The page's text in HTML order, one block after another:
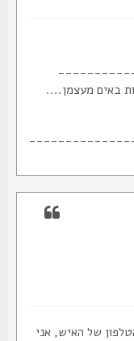
מעצמן....
של האיש, אני